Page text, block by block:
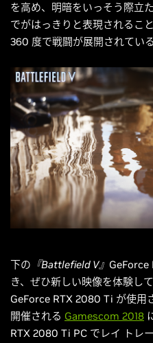
を高め、明暗をいっそう際立
でがはっきりと表現されるこ
360 度で戦闘が展開されてい
下の 『Battlefield V』 GeForce
き、ぜひ新しい映像を体験し
GeForce RTX 2080 Ti が使用
開催される Gamescom 2018
RTX 2080 Ti PC でレイ トレ